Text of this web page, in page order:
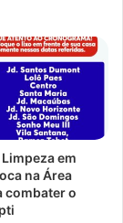
em
na Área
combater o